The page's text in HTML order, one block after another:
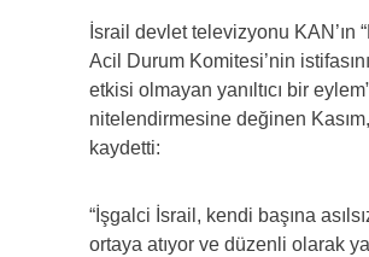
İsrail devlet televizyonu KAN’ın
Acil Durum Komitesi’nin
etkisi olmayan yanıltıcı bir
nitelendirmesine değinen
kaydetti:
“İşgalci İsrail, kendi başına
ortaya atıyor ve düzenli olarak